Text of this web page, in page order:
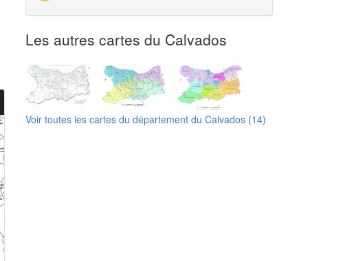
Les autres cartes du Calvados
Voir toutes les cartes du département du Calvados (14)